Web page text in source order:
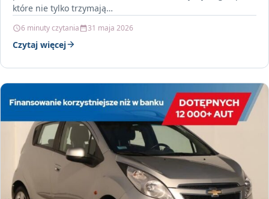
które nie tylko trzymają…
6 minuty czytania 31 maja 2026
Czytaj więcej